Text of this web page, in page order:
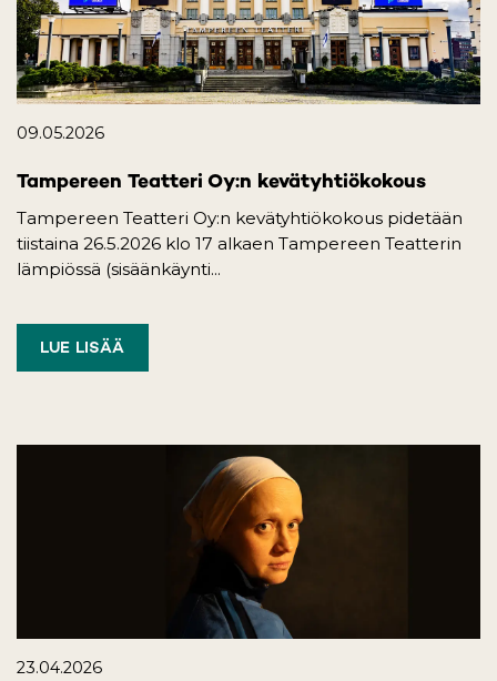
09.05.2026
Tampereen Teatteri Oy:n kevätyhtiökokous
Tampereen Teatteri Oy:n kevätyhtiökokous pidetään
tiistaina 26.5.2026 klo 17 alkaen Tampereen Teatterin
lämpiössä (sisäänkäynti...
LUE LISÄÄ
23.04.2026